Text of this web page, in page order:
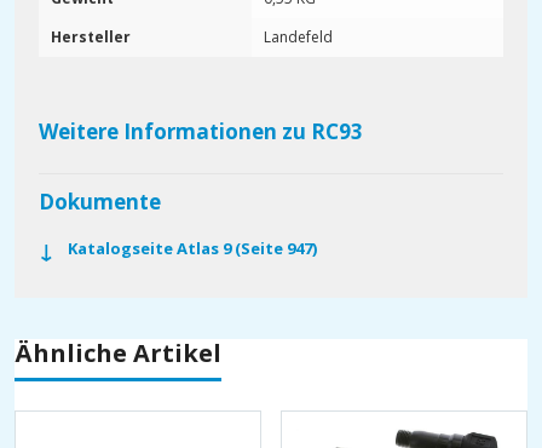
Hersteller
Landefeld
Weitere Informationen zu RC93
Dokumente
Katalogseite Atlas 9 (Seite 947)
Ähnliche Artikel